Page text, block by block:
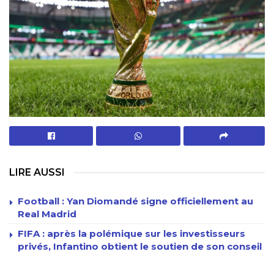
LIRE AUSSI
Football : Yan Diomandé signe officiellement au
Real Madrid
FIFA : après la polémique sur les investisseurs
privés, Infantino obtient le soutien de son conseil